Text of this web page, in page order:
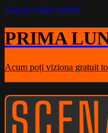
Skip to main content
PRIMA
Acum poți viziona gratuit